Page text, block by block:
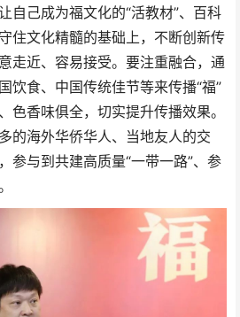
自己成为福文化的“活教材”、百科
住文化精髓的基础上，不断创新传
走近、容易接受。要注重融合，通
饮食、中国传统佳节等来传播“福”
色香味俱全，切实提升传播效果。
的海外华侨华人、当地友人的交
参与到共建高质量“一带一路”、参